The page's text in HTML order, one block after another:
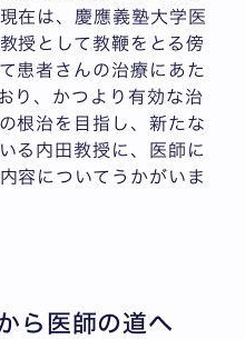
在は、慶應義塾大学医
授として教鞭をとる傍
患者さんの治療にあた
り、かつより有効な治
根治を目指し、新たな
る内田教授に、医師に
容についてうかがいま
ら医師の道へ